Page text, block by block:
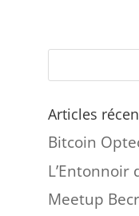
Articles
Bitcoin
L’Entonnoir
Meetup